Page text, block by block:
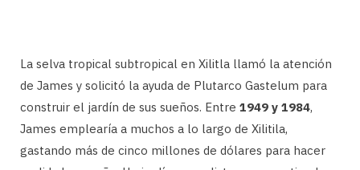
La selva tropical subtropical en Xilitla llamó la atención
de James y solicitó la ayuda de Plutarco Gastelum para
construir el jardín de sus sueños. Entre 1949 y 1984,
James emplearía a muchos a lo largo de Xilitila,
gastando más de cinco millones de dólares para hacer